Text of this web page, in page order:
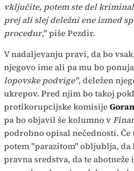
vključite, potem ste del
prej ali slej deležni ene izmed
procedur," piše Pezdir.
V nadaljevanju pravi, da bo
njegovo ime ali pa mu bo
lopovske podvige", deležen
ukrepov. Pred njim bo takoj
protikorupcijske komisije
pa bo objavil še kolumno v
podrobno opisal nečednosti. Če
potem "parazitom" obljublja, da
pravna sredstva, da te